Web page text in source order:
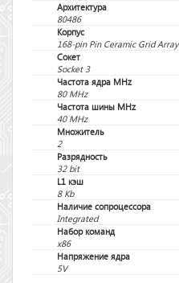
Архитектура
80486
Корпус
168-pin Pin Ceramic Grid Array
Сокет
Socket 3
Частота ядра MHz
80 MHz
Частота шины MHz
40 MHz
Множитель
2
Разрядность
32 bit
L1 кэш
8 Kb
Наличие сопроцессора
Integrated
Набор команд
x86
Напряжение ядра
5V